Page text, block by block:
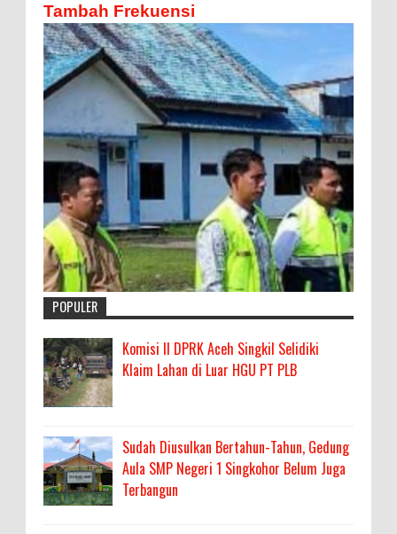
Tambah Frekuensi
POPULER
Komisi II DPRK Aceh Singkil Selidiki
Klaim Lahan di Luar HGU PT PLB
Sudah Diusulkan Bertahun-Tahun, Gedung
Aula SMP Negeri 1 Singkohor Belum Juga
Terbangun